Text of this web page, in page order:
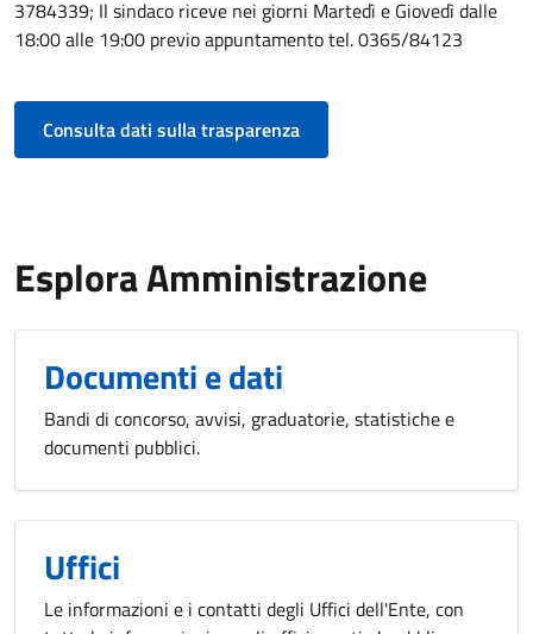
3784339; Il sindaco riceve nei giorni Martedì e Giovedì dalle
18:00 alle 19:00 previo appuntamento tel. 0365/84123
Consulta dati sulla trasparenza
Esplora Amministrazione
Documenti e dati
Bandi di concorso, avvisi, graduatorie, statistiche e
documenti pubblici.
Uffici
Le informazioni e i contatti degli Uffici dell'Ente, con